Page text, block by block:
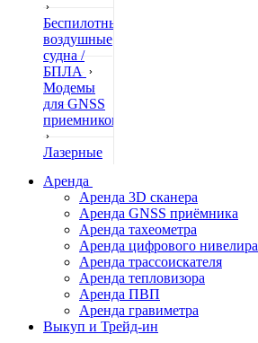
Беспилотные
воздушные
судна /
БПЛА
Модемы
для GNSS
приемников
Лазерные
Нивелиры
Теодолиты
Трассоискатели
Неразрушающий
контроль
Аксессуары
Аренда
Аренда 3D сканера
Аренда GNSS приёмника
Аренда тахеометра
Аренда цифрового нивелира
Аренда трассоискателя
Аренда тепловизора
Аренда ПВП
Аренда гравиметра
Выкуп и Трейд-ин